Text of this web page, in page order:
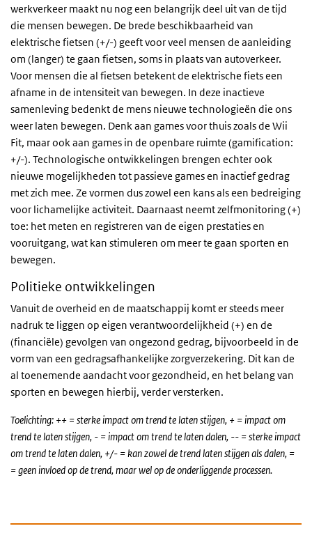
werkverkeer maakt nu nog een belangrijk deel uit van de tijd
die mensen bewegen. De brede beschikbaarheid van
elektrische fietsen (+/-) geeft voor veel mensen de aanleiding
om (langer) te gaan fietsen, soms in plaats van autoverkeer.
Voor mensen die al fietsen betekent de elektrische fiets een
afname in de intensiteit van bewegen. In deze inactieve
samenleving bedenkt de mens nieuwe technologieën die ons
weer laten bewegen. Denk aan games voor thuis zoals de Wii
Fit, maar ook aan games in de openbare ruimte (gamification:
+/-). Technologische ontwikkelingen brengen echter ook
nieuwe mogelijkheden tot passieve games en inactief gedrag
met zich mee. Ze vormen dus zowel een kans als een bedreiging
voor lichamelijke activiteit. Daarnaast neemt zelfmonitoring (+)
toe: het meten en registreren van de eigen prestaties en
vooruitgang, wat kan stimuleren om meer te gaan sporten en
bewegen.
Politieke ontwikkelingen
Vanuit de overheid en de maatschappij komt er steeds meer
nadruk te liggen op eigen verantwoordelijkheid (+) en de
(financiële) gevolgen van ongezond gedrag, bijvoorbeeld in de
vorm van een gedragsafhankelijke zorgverzekering. Dit kan de
al toenemende aandacht voor gezondheid, en het belang van
sporten en bewegen hierbij, verder versterken.
Toelichting: ++ = sterke impact om trend te laten stijgen, + = impact om
trend te laten stijgen, - = impact om trend te laten dalen, -- = sterke impact
om trend te laten dalen, +/- = kan zowel de trend laten stijgen als dalen, =
= geen invloed op de trend, maar wel op de onderliggende processen.